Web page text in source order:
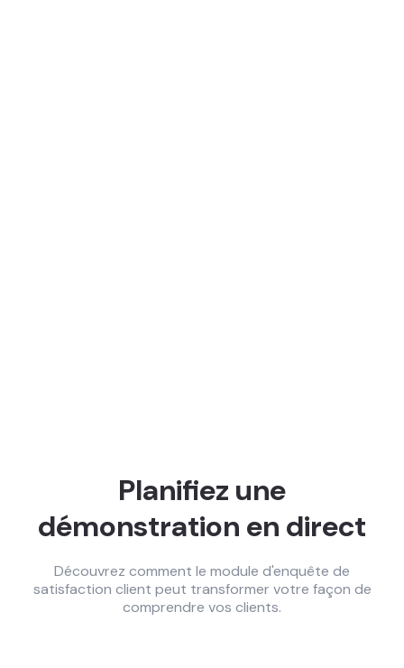
Planifiez une
démonstration en direct
Découvrez comment le module d'enquête de
satisfaction client peut transformer votre façon de
comprendre vos clients.